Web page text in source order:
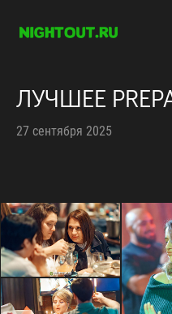
ЛУЧШЕЕ
27 сентября 2025